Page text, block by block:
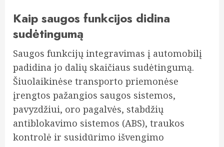
Kaip saugos funkcijos didina
sudėtingumą
Saugos funkcijų integravimas į automobilį
padidina jo dalių skaičiaus sudėtingumą.
Šiuolaikinėse transporto priemonėse
įrengtos pažangios saugos sistemos,
pavyzdžiui, oro pagalvės, stabdžių
antiblokavimo sistemos (ABS), traukos
kontrolė ir susidūrimo išvengimo